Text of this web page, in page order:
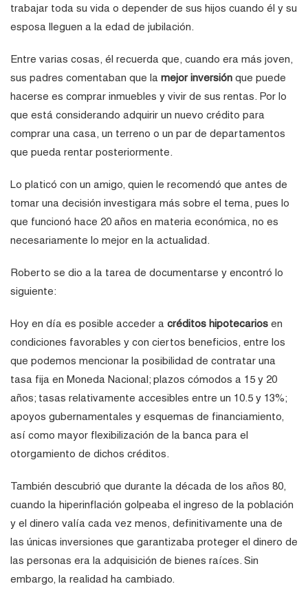
trabajar toda su vida o depender de sus hijos cuando él y su
esposa lleguen a la edad de jubilación.
Entre varias cosas, él recuerda que, cuando era más joven,
sus padres comentaban que la mejor inversión que puede
hacerse es comprar inmuebles y vivir de sus rentas. Por lo
que está considerando adquirir un nuevo crédito para
comprar una casa, un terreno o un par de departamentos
que pueda rentar posteriormente.
Lo platicó con un amigo, quien le recomendó que antes de
tomar una decisión investigara más sobre el tema, pues lo
que funcionó hace 20 años en materia económica, no es
necesariamente lo mejor en la actualidad.
Roberto se dio a la tarea de documentarse y encontró lo
siguiente:
Hoy en día es posible acceder a créditos hipotecarios en
condiciones favorables y con ciertos beneficios, entre los
que podemos mencionar la posibilidad de contratar una
tasa fija en Moneda Nacional; plazos cómodos a 15 y 20
años; tasas relativamente accesibles entre un 10.5 y 13%;
apoyos gubernamentales y esquemas de financiamiento,
así como mayor flexibilización de la banca para el
otorgamiento de dichos créditos.
También descubrió que durante la década de los años 80,
cuando la hiperinflación golpeaba el ingreso de la población
y el dinero valía cada vez menos, definitivamente una de
las únicas inversiones que garantizaba proteger el dinero de
las personas era la adquisición de bienes raíces. Sin
embargo, la realidad ha cambiado.